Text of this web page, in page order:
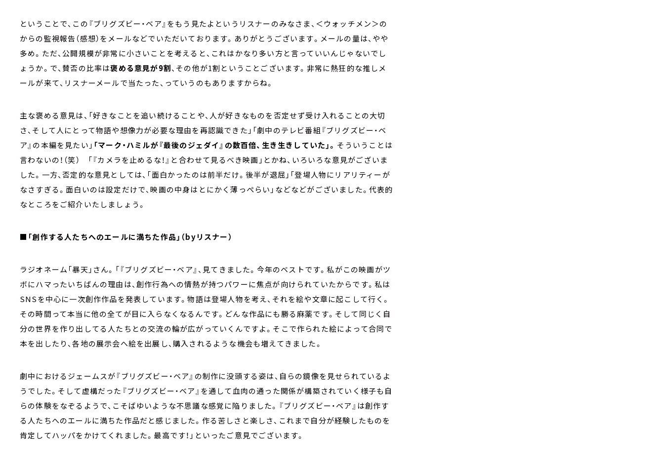
ということで、この『ブリグズビー・ベア』をもう見たよというリスナーのみなさま、＜ウォッチメン＞の
からの監視報告（感想）をメールなどでいただいております。ありがとうございます。メールの量は、やや
多め。ただ、公開規模が非常に小さいことを考えると、これはかなり多い方と言っていいんじゃないでし
ょうか。で、賛否の比率は褒める意見が9割、その他が1割ということございます。非常に熱狂的な推しメ
ールが来て、リスナーメールで当たった、っていうのもありますからね。
主な褒める意見は、「好きなことを追い続けることや、人が好きなものを否定せず受け入れることの大切
さ、そして人にとって物語や想像力が必要な理由を再認識できた」「劇中のテレビ番組『ブリグズビー・ベ
ア』の本編を見たい」 「マーク・ハミルが『最後のジェダイ』の数百倍、生き生きしていた」。 そういうことは
言わないの！（笑） 「『カメラを止めるな！』と合わせて見るべき映画」とかね、いろいろな意見がございま
した。一方、否定的な意見としては、「面白かったのは前半だけ。後半が退屈」「登場人物にリアリティーが
なさすぎる。面白いのは設定だけで、映画の中身はとにかく薄っぺらい」などなどがございました。代表的
なところをご紹介いたしましょう。
■「創作する人たちへのエールに満ちた作品」（byリスナー）
ラジオネーム「暴天」さん。「『ブリグズビー・ベア』、見てきました。今年のベストです。私がこの映画がツ
ボにハマったいちばんの理由は、創作行為への情熱が持つパワーに焦点が向けられていたからです。私は
SNSを中心に一次創作作品を発表しています。物語は登場人物を考え、それを絵や文章に起こして行く。
その時間って本当に他の全てが目に入らなくなるんです。どんな作品にも勝る麻薬です。そして同じく自
分の世界を作り出してる人たちとの交流の輪が広がっていくんですよ。そこで作られた絵によって合同で
本を出したり、各地の展示会へ絵を出展し、購入されるような機会も増えてきました。
劇中におけるジェームスが『ブリグズビー・ベア』の制作に没頭する姿は、自らの鏡像を見せられているよ
うでした。そして虚構だった『ブリグズビー・ベア』を通して血肉の通った関係が構築されていく様子も自
らの体験をなぞるようで、こそばゆいような不思議な感覚に陥りました。『ブリグズビー・ベア』は創作す
る人たちへのエールに満ちた作品だと感じました。作る苦しさと楽しさ、これまで自分が経験したものを
肯定してハッパをかけてくれました。最高です！」といったご意見でございます。